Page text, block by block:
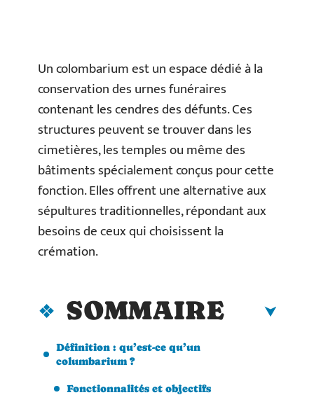
Un colombarium est un espace dédié à la
conservation des urnes funéraires
contenant les cendres des défunts. Ces
structures peuvent se trouver dans les
cimetières, les temples ou même des
bâtiments spécialement conçus pour cette
fonction. Elles offrent une alternative aux
sépultures traditionnelles, répondant aux
besoins de ceux qui choisissent la
crémation.
SOMMAIRE
Définition : qu’est-ce qu’un
columbarium ?
Fonctionnalités et objectifs